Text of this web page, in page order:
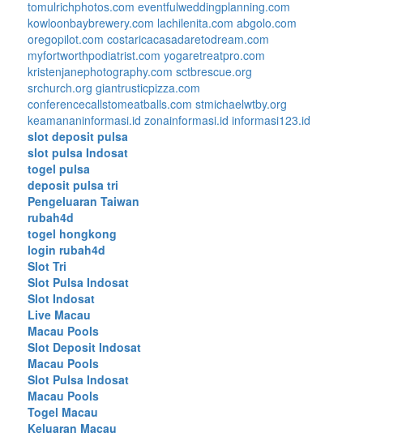
tomulrichphotos.com eventfulweddingplanning.com
kowloonbaybrewery.com lachilenita.com abgolo.com
oregopilot.com costaricacasadaretodream.com
myfortworthpodiatrist.com yogaretreatpro.com
kristenjanephotography.com sctbrescue.org
srchurch.org giantrusticpizza.com
conferencecallstomeatballs.com stmichaelwtby.org
keamananinformasi.id zonainformasi.id informasi123.id
slot deposit pulsa
slot pulsa Indosat
togel pulsa
deposit pulsa tri
Pengeluaran Taiwan
rubah4d
togel hongkong
login rubah4d
Slot Tri
Slot Pulsa Indosat
Slot Indosat
Live Macau
Macau Pools
Slot Deposit Indosat
Macau Pools
Slot Pulsa Indosat
Macau Pools
Togel Macau
Keluaran Macau